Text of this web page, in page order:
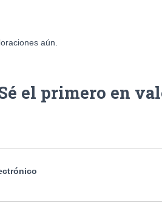
aún.
el primero en